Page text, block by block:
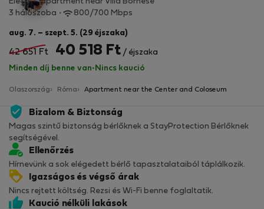
Elegant apartment near Villa Borhese
3 hálószoba
800/700 Mbps
aug. 7. – szept. 5. (29 éjszaka)
42 651 Ft 40 518 Ft / éjszaka
Minden díj benne van· Nincs kaució
Olaszország Róma Apartment near the Center and Coloseum
Bizalom & Biztonság
Magas szintű biztonság bérlőknek a StayProtection Bérlőknek
segítségével.
Ellenőrzés
Hírnevünk a sok elégedett bérlő tapasztalataiból táplálkozik.
Igazságos és végső árak
Nincs rejtett költség. Rezsi és Wi-Fi benne foglaltatik.
Kaució nélküli lakások